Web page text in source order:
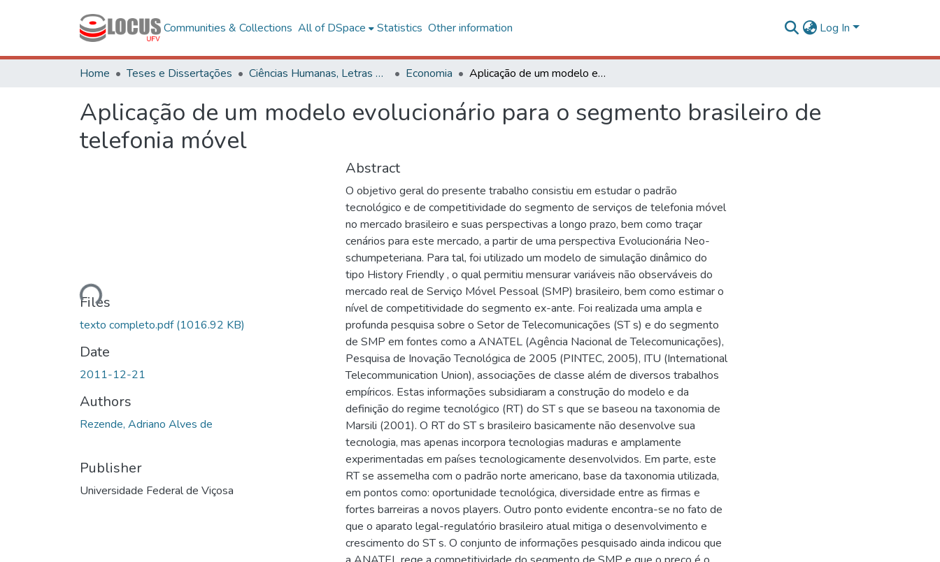
Communities & Collections All of DSpace Statistics Other information Log In
Home Teses e Dissertações Ciências Humanas, Letras e Artes Economia Aplicação de um modelo evolucionário para o segmento brasileiro de telefonia móvel
Aplicação de um modelo evolucionário para o segmento brasileiro de
telefonia móvel
Loading...
Files
texto completo.pdf(1016.92 KB)
Date
2011-12-21
Authors
Rezende, Adriano Alves de
Publisher
Universidade Federal de Viçosa
Abstract
O objetivo geral do presente trabalho consistiu em estudar o padrão
tecnológico e de competitividade do segmento de serviços de telefonia móvel
no mercado brasileiro e suas perspectivas a longo prazo, bem como traçar
cenários para este mercado, a partir de uma perspectiva Evolucionária Neo-
schumpeteriana. Para tal, foi utilizado um modelo de simulação dinâmico do
tipo History Friendly , o qual permitiu mensurar variáveis não observáveis do
mercado real de Serviço Móvel Pessoal (SMP) brasileiro, bem como estimar o
nível de competitividade do segmento ex-ante. Foi realizada uma ampla e
profunda pesquisa sobre o Setor de Telecomunicações (ST s) e do segmento
de SMP em fontes como a ANATEL (Agência Nacional de Telecomunicações),
Pesquisa de Inovação Tecnológica de 2005 (PINTEC, 2005), ITU (International
Telecommunication Union), associações de classe além de diversos trabalhos
empíricos. Estas informações subsidiaram a construção do modelo e da
definição do regime tecnológico (RT) do ST s que se baseou na taxonomia de
Marsili (2001). O RT do ST s brasileiro basicamente não desenvolve sua
tecnologia, mas apenas incorpora tecnologias maduras e amplamente
experimentadas em países tecnologicamente desenvolvidos. Em parte, este
RT se assemelha com o padrão norte americano, base da taxonomia utilizada,
em pontos como: oportunidade tecnológica, diversidade entre as firmas e
fortes barreiras a novos players. Outro ponto evidente encontra-se no fato de
que o aparato legal-regulatório brasileiro atual mitiga o desenvolvimento e
crescimento do ST s. O conjunto de informações pesquisado ainda indicou que